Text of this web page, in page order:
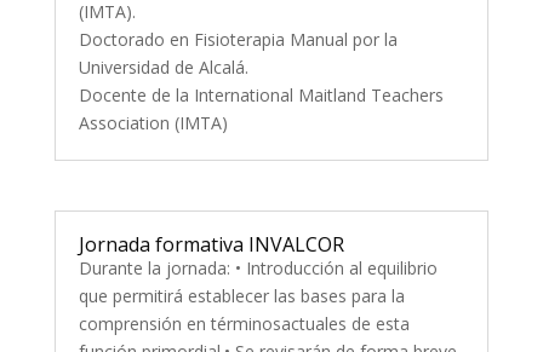
(IMTA).
Doctorado en Fisioterapia Manual por la
Universidad de Alcalá.
Docente de la International Maitland Teachers
Association (IMTA)
Jornada formativa INVALCOR
Durante la jornada: • Introducción al equilibrio
que permitirá establecer las bases para la
comprensión en términosactuales de esta